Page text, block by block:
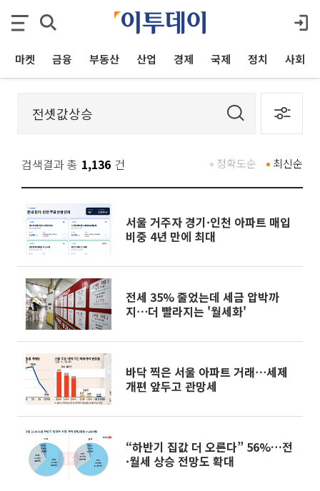
마켓 금융 부동산 산업 경제 국제 정치 사회
검색결과 총 1,136 건 최신순
정확도순
서울 거주자 경기·인천 아파트 매입
비중 4년 만에 최대
전세 35% 줄었는데 세금 압박까
지⋯더 빨라지는 '월세화'
바닥 찍은 서울 아파트 거래⋯세제
개편 앞두고 관망세
“하반기 집값 더 오른다” 56%…전
·월세 상승 전망도 확대